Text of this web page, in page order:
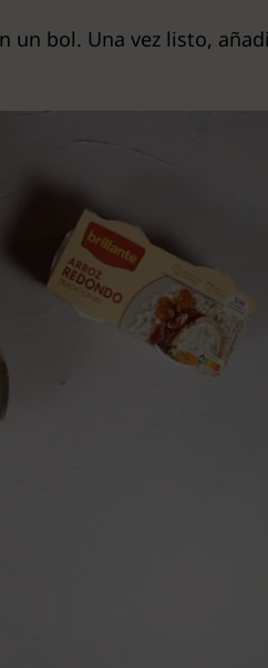
un bol. Una vez listo,